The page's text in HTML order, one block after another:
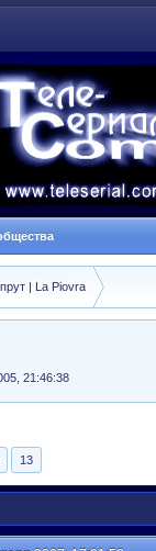
| La Piovra
21:46:38
13